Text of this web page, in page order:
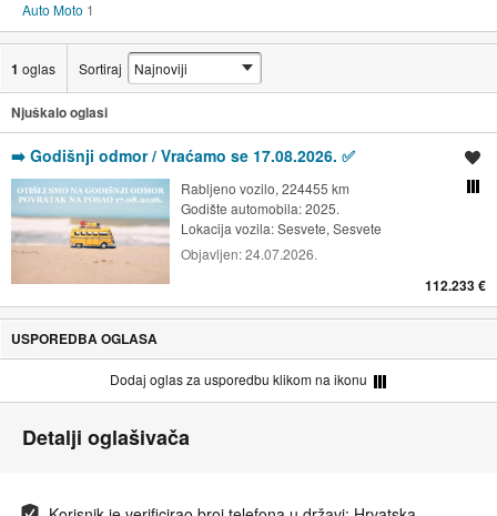
Auto Moto 1
1 oglas Sortiraj
Njuškalo oglasi
➡️ Godišnji odmor / Vraćamo se 17.08.2026. ✅
Rabljeno vozilo, 224455 km
Godište automobila: 2025.
Lokacija vozila:Sesvete, Sesvete
Objavljen:24.07.2026.
112.233 €
USPOREDBA OGLASA
Dodaj oglas za usporedbu klikom na ikonu
Detalji oglašivača